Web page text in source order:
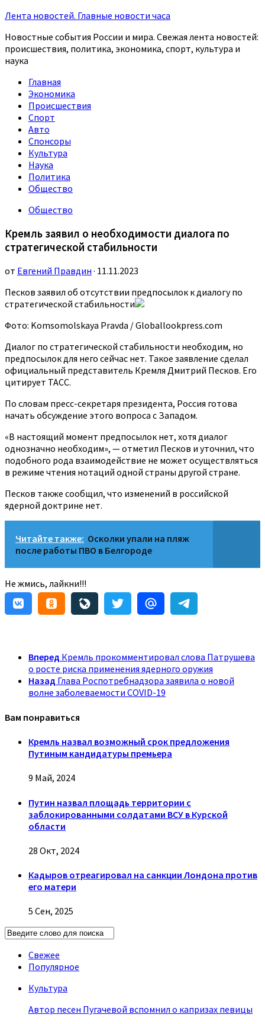
Лента новостей. Главные новости часа
Новостные события России и мира. Свежая лента новостей:
происшествия, политика, экономика, спорт, культура и
наука
Главная
Экономика
Происшествия
Спорт
Авто
Спонсоры
Культура
Наука
Политика
Общество
Общество
Кремль заявил о необходимости диалога по
стратегической стабильности
от Евгений Правдин · 11.11.2023
Песков заявил об отсутствии предпосылок к диалогу по
стратегической стабильности
Фото: Komsomolskaya Pravda / Globallookpress.com
Диалог по стратегической стабильности необходим, но
предпосылок для него сейчас нет. Такое заявление сделал
официальный представитель Кремля Дмитрий Песков. Его
цитирует ТАСС.
По словам пресс-секретаря президента, Россия готова
начать обсуждение этого вопроса с Западом.
«В настоящий момент предпосылок нет, хотя диалог
однозначно необходим», — отметил Песков и уточнил, что
подобного рода взаимодействие не может осуществляться
в режиме чтения нотаций одной страны другой стране.
Песков также сообщил, что изменений в российской
ядерной доктрине нет.
Читайте также: Осколки упали на пляж
после работы ПВО в Белгороде
Не жмись, лайкни!!!
Вперед Кремль прокомментировал слова Патрушева
о росте риска применения ядерного оружия
Назад Глава Роспотребнадзора заявила о новой
волне заболеваемости COVID-19
Вам понравиться
Кремль назвал возможный срок предложения
Путиным кандидатуры премьера
9 Май, 2024
Путин назвал площадь территории с
заблокированными солдатами ВСУ в Курской
области
28 Окт, 2024
Кадыров отреагировал на санкции Лондона против
его матери
5 Сен, 2025
Свежее
Популярное
Культура
Автор песен Пугачевой вспомнил о капризах певицы